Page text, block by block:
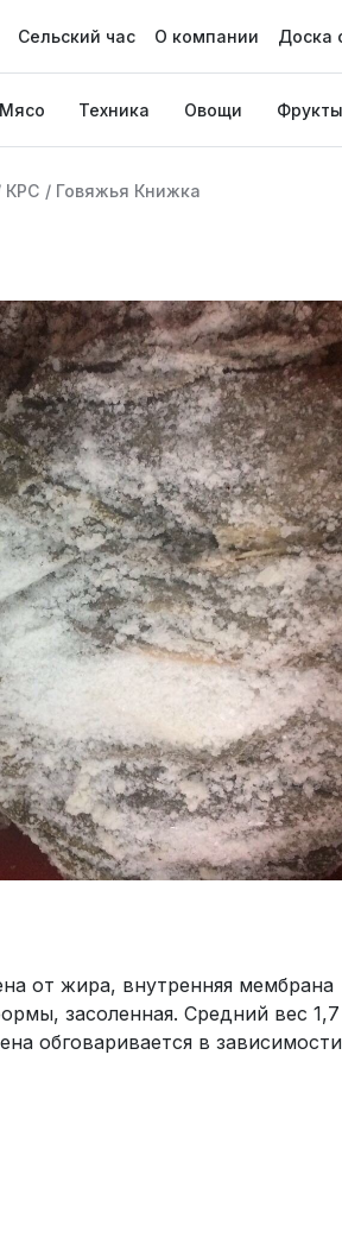
Сельский час О компании Доска
Мясо Техника Овощи Фрукты
КРС / Говяжья Книжка
от жира, внутренняя мембрана
засоленная. Средний вес 1,7
обговаривается в